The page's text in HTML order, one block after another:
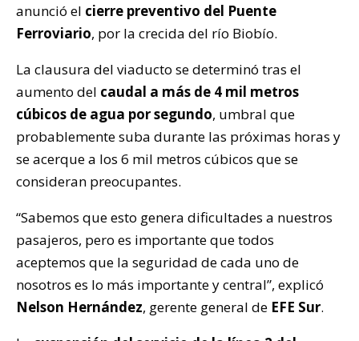
anunció el cierre preventivo del Puente
Ferroviario, por la crecida del río Biobío.
La clausura del viaducto se determinó tras el
aumento del caudal a más de 4 mil metros
cúbicos de agua por segundo, umbral que
probablemente suba durante las próximas horas y
se acerque a los 6 mil metros cúbicos que se
consideran preocupantes.
“Sabemos que esto genera dificultades a nuestros
pasajeros, pero es importante que todos
aceptemos que la seguridad de cada uno de
nosotros es lo más importante y central”, explicó
Nelson Hernández, gerente general de EFE Sur.